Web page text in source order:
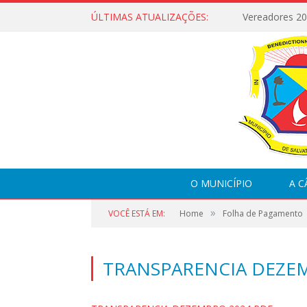
ÚLTIMAS ATUALIZAÇÕES: Vereadores
O MUNICÍPIO A
VOCÊ ESTÁ EM: Home » Folha de Pagamento
TRANSPARENCIA